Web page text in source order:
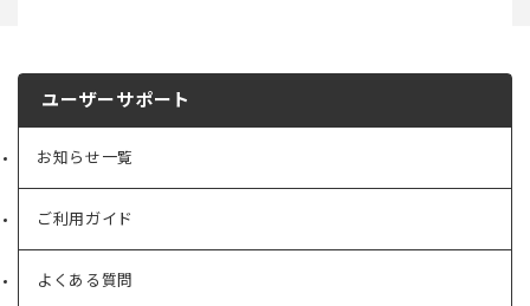
ユーザーサポート
お知らせ一覧
ご利用ガイド
よくある質問